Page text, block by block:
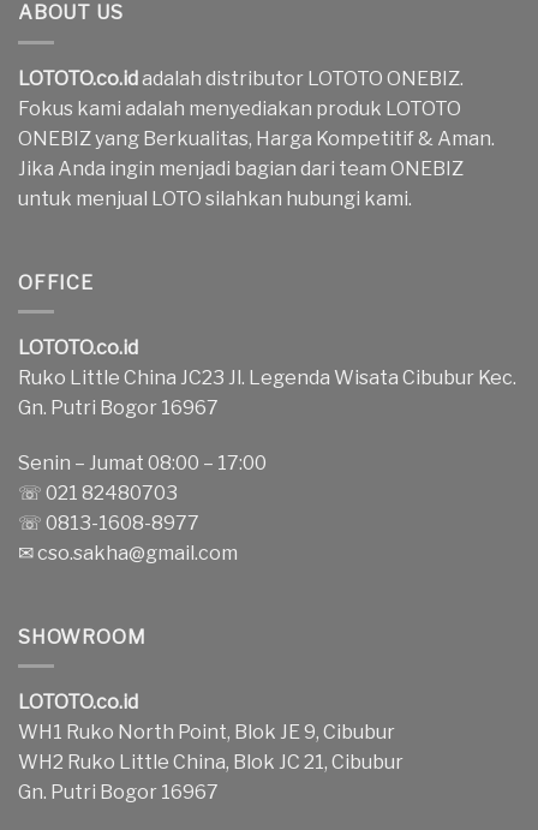
ABOUT US
LOTOTO.co.idadalah distributor LOTOTO ONEBIZ.
Fokus kami adalah menyediakan produk LOTOTO
ONEBIZ yang Berkualitas, Harga Kompetitif & Aman.
Jika Anda ingin menjadi bagian dari team ONEBIZ
untuk menjual LOTO silahkan hubungi kami.
OFFICE
LOTOTO.co.id
Ruko Little China JC23 Jl. Legenda Wisata Cibubur Kec.
Gn. Putri Bogor 16967
Senin – Jumat 08:00 – 17:00
☏ 021 82480703
☏ 0813-1608-8977
✉cso.sakha@gmail.com
SHOWROOM
LOTOTO.co.id
WH1 Ruko North Point, Blok JE 9, Cibubur
WH2 Ruko Little China, Blok JC 21, Cibubur
Gn. Putri Bogor 16967